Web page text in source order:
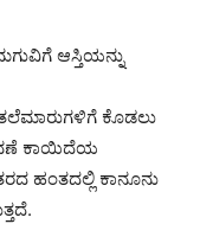
ಆಸ್ತಿಯನ್ನು
ತಲೆಮಾರುಗಳಿಗೆ ಕೊಡಲು
ಕಾಯಿದೆಯ
ಹಂತದಲ್ಲಿ ಕಾನೂನು